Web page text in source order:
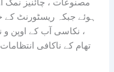
مصنوعات ، چائنیز نمک
ہوئے جبکہ ریسٹورنٹ کے
، نکاسی آب کے اوپن
تھام کے ناکافی